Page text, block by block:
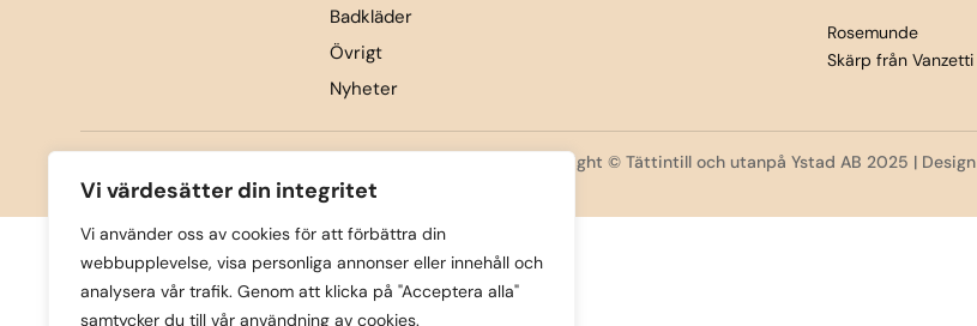
Vi värdesätter din integritet
Vi använder oss av cookies för att förbättra din
webbupplevelse, visa personliga annonser eller innehåll och
analysera vår trafik. Genom att klicka på "Acceptera alla"
samtycker du till vår användning av cookies.
Badkläder
Övrigt
Nyheter
Rosemunde
Skärp från Vanzetti
Copyright © Tättintill och utanpå Ystad AB 2025 | Design